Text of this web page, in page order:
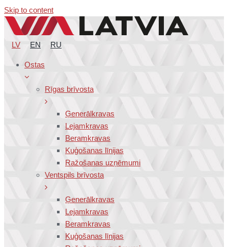
Skip to content
LV EN RU
Ostas
Rīgas brīvosta
Ģenerālkravas
Lejamkravas
Beramkravas
Kuģošanas līnijas
Ražošanas uzņēmumi
Ventspils brīvosta
Ģenerālkravas
Lejamkravas
Beramkravas
Kuģošanas līnijas